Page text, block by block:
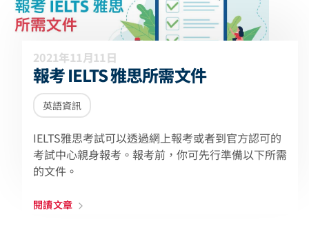
2021年11月11日
報考 IELTS 雅思所需文件
英語資訊
IELTS雅思考試可以透過網上報考或者到官方認可的
考試中心親身報考。報考前，你可先行準備以下所需
的文件。
閱讀文章